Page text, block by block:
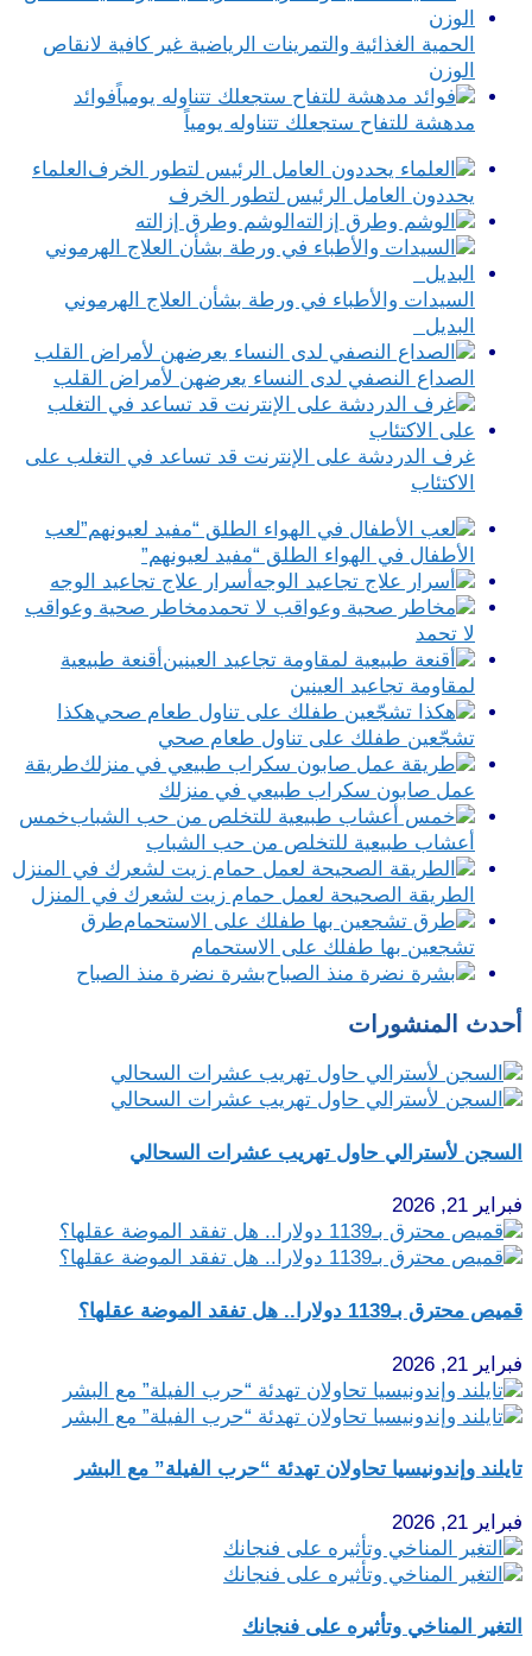
الحمية الغذائية والتمرينات الرياضية غير كافية لانقاص
الوزن
فوائد
مدهشة للتفاح ستجعلك تتناوله يومياً
العلماء
يحددون العامل الرئيس لتطور الخرف
الوشم وطرق إزالته
السيدات والأطباء في ورطة بشأن العلاج الهرموني
البديل
الصداع النصفي لدى النساء يعرضهن لأمراض القلب
غرف الدردشة على الإنترنت قد تساعد في التغلب على
الاكتئاب
لعب
الأطفال في الهواء الطلق “مفيد لعيونهم”
أسرار علاج تجاعيد الوجه
مخاطر صحية وعواقب
لا تحمد
أقنعة طبيعية
لمقاومة تجاعيد العينين
هكذا
تشجّعين طفلك على تناول طعام صحي
طريقة
عمل صابون سكراب طبيعي في منزلك
خمس
أعشاب طبيعية للتخلص من حب الشباب
الطريقة الصحيحة لعمل حمام زيت لشعرك في المنزل
طرق
تشجعين بها طفلك على الاستحمام
بشرة نضرة منذ الصباح
أحدث المنشورات
السجن لأسترالي حاول تهريب عشرات السحالي
فبراير 21, 2026
قميص محترق بـ1139 دولارا.. هل تفقد الموضة عقلها؟
فبراير 21, 2026
تايلند وإندونيسيا تحاولان تهدئة “حرب الفيلة” مع البشر
فبراير 21, 2026
التغير المناخي وتأثيره على فنجانك